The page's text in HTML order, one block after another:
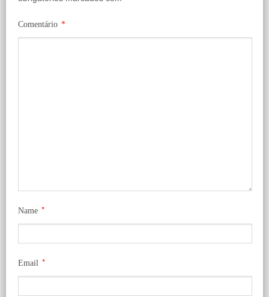
Comentário *
Name *
Email *